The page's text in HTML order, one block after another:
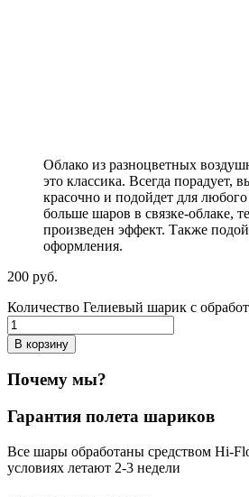
Облако из разноцветных
это классика. Всегда порадует,
красочно и подойдет для
больше шаров в связке-облаке,
произведен эффект. Также
оформления.
200 руб.
Количество Гелиевый шарик с
В корзину
Почему мы?
Гарантия полета шариков
Все шары обработаны средством Hi-
условиях летают 2-3 недели